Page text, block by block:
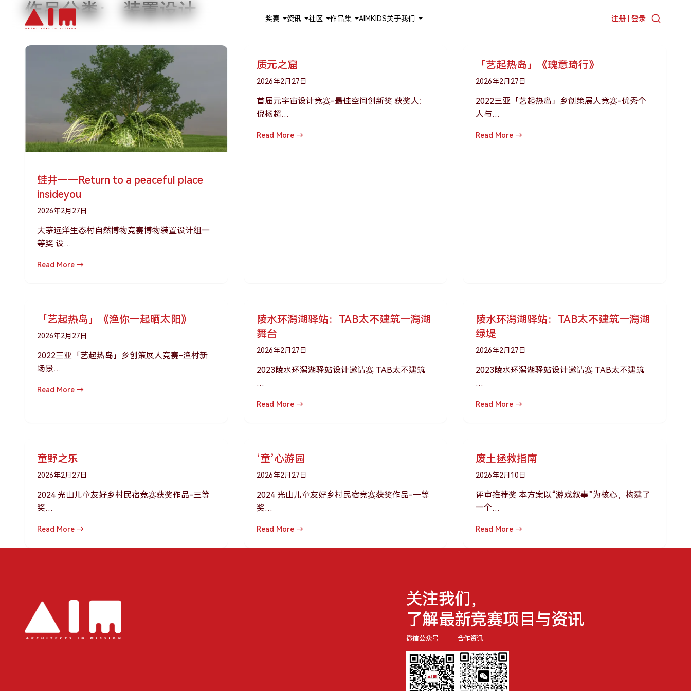
跳到主要内容
奖赛 资讯 社区 作品集 AIMKIDS关于我们 注册 | 登录
作品分类： 装置设计
蛙井——Return to a peaceful place
insideyou
2026年2月27日
大茅远洋生态村自然博物竞赛博物装置设计组一
等奖 设…
Read More →
质元之窟
2026年2月27日
首届元宇宙设计竞赛-最佳空间创新奖 获奖人：
倪杨超…
Read More →
「艺起热岛」《瑰意琦行》
2026年2月27日
2022三亚「艺起热岛」乡创策展人竞赛-优秀个
人与…
Read More →
「艺起热岛」《渔你一起晒太阳》
2026年2月27日
2022三亚「艺起热岛」乡创策展人竞赛-渔村新
场景…
Read More →
陵水环潟湖驿站：TAB太不建筑—潟湖
舞台
2026年2月27日
2023陵水环潟湖驿站设计邀请赛 TAB太不建筑
…
Read More →
陵水环潟湖驿站：TAB太不建筑—潟湖
绿堤
2026年2月27日
2023陵水环潟湖驿站设计邀请赛 TAB太不建筑
…
Read More →
童野之乐
2026年2月27日
2024 光山儿童友好乡村民宿竞赛获奖作品-三等
奖…
Read More →
‘童’心游园
2026年2月27日
2024 光山儿童友好乡村民宿竞赛获奖作品-一等
奖…
Read More →
废土拯救指南
2026年2月10日
评审推荐奖 本方案以“游戏叙事”为核心，构建了
一个…
Read More →
关注我们，
了解最新竞赛项目与资讯
微信公众号 合作资讯